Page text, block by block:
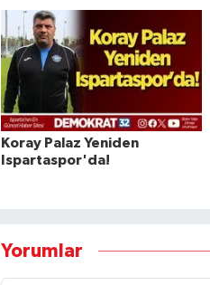
Koray Palaz Yeniden
Ispartaspor'da!
Yorumlar